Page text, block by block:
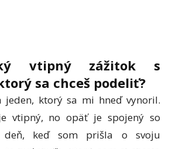
vtipný zážitok s
sa chceš podeliť?
jeden, ktorý sa mi hneď vynoril.
vtipný, no opäť je spojený so
keď som prišla o svoju